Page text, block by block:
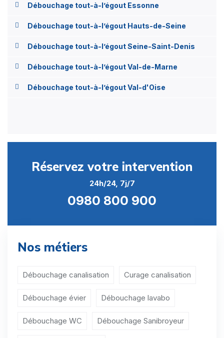
Débouchage tout-à-l’égout Essonne
Débouchage tout-à-l’égout Hauts-de-Seine
Débouchage tout-à-l’égout Seine-Saint-Denis
Débouchage tout-à-l’égout Val-de-Marne
Débouchage tout-à-l’égout Val-d'Oise
Réservez votre intervention
24h/24, 7j/7
0980 800 900
Nos métiers
Débouchage canalisation Curage canalisation
Débouchage évier Débouchage lavabo
Débouchage WC Débouchage Sanibroyeur